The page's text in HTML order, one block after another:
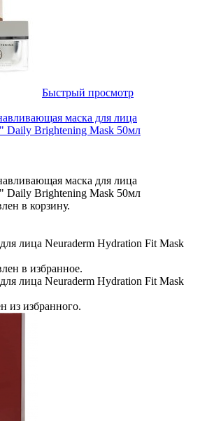
Быстрый просмотр
маска для лица
Daily Brightening Mask 50мл
маска для лица
Daily Brightening Mask 50мл
в корзину.
лица Neuraderm Hydration Fit Mask
в избранное.
лица Neuraderm Hydration Fit Mask
из избранного.